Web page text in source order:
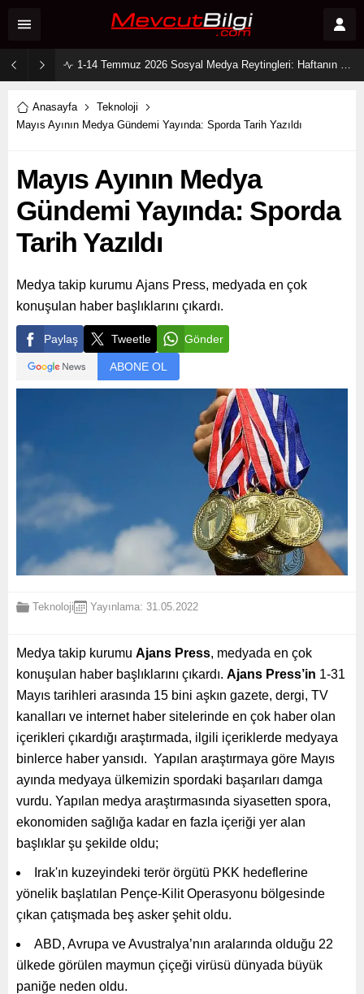
1-14 Temmuz 2026 Sosyal Medya Reytingleri: Haftanın En Çok Konuşulan Dizi Karakterleri
Anasayfa
Teknoloji
Mayıs Ayının Medya Gündemi Yayında: Sporda Tarih Yazıldı
Mayıs Ayının Medya
Gündemi Yayında: Sporda
Tarih Yazıldı
Medya takip kurumu Ajans Press, medyada en çok
konuşulan haber başlıklarını çıkardı.
Paylaş Tweetle Gönder
ABONE OL
Teknoloji Yayınlama: 31.05.2022
Medya takip kurumu Ajans Press, medyada en çok
konuşulan haber başlıklarını çıkardı. Ajans Press’in 1-31
Mayıs tarihleri arasında 15 bini aşkın gazete, dergi, TV
kanalları ve internet haber sitelerinde en çok haber olan
içerikleri çıkardığı araştırmada, ilgili içeriklerde medyaya
binlerce haber yansıdı. Yapılan araştırmaya göre Mayıs
ayında medyaya ülkemizin spordaki başarıları damga
vurdu. Yapılan medya araştırmasında siyasetten spora,
ekonomiden sağlığa kadar en fazla içeriği yer alan
başlıklar şu şekilde oldu;
Irak'ın kuzeyindeki terör örgütü PKK hedeflerine
yönelik başlatılan Pençe-Kilit Operasyonu bölgesinde
çıkan çatışmada beş asker şehit oldu.
ABD, Avrupa ve Avustralya’nın aralarında olduğu 22
ülkede görülen maymun çiçeği virüsü dünyada büyük
paniğe neden oldu.